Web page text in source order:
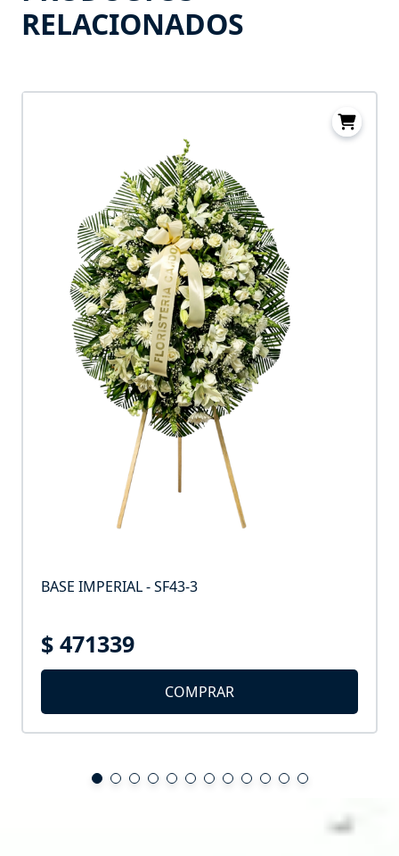
RELACIONADOS
BASE IMPERIAL - SF43-3
$ 471339
COMPRAR